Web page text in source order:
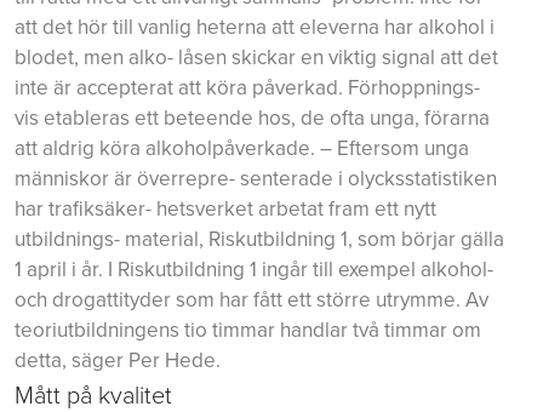
att det hör till vanlig heterna att eleverna har alkohol i
blodet, men alko- låsen skickar en viktig signal att det
inte är accepterat att köra påverkad. Förhoppnings-
vis etableras ett beteende hos, de ofta unga, förarna
att aldrig köra alkoholpåverkade. – Eftersom unga
människor är överrepre- senterade i olycksstatistiken
har trafiksäker- hetsverket arbetat fram ett nytt
utbildnings- material, Riskutbildning 1, som börjar gälla
1 april i år. I Riskutbildning 1 ingår till exempel alkohol-
och drogattityder som har fått ett större utrymme. Av
teoriutbildningens tio timmar handlar två timmar om
detta, säger Per Hede.
Mått på kvalitet